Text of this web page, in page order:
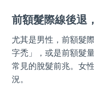
前額髮際線後退
尤其是男性，前額髮
字禿」，或是前額髮
常見的脫髮前兆。女
況。